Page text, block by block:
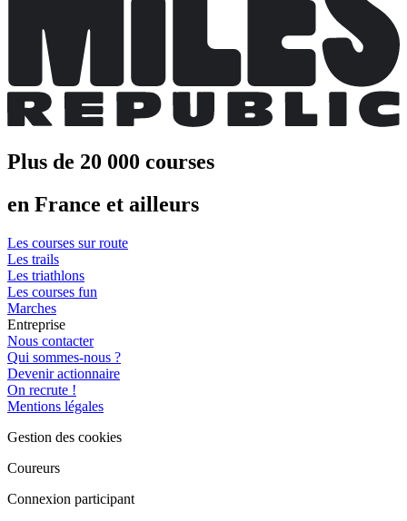
Plus de 20 000 courses
en France et ailleurs
Les courses sur route
Les trails
Les triathlons
Les courses fun
Marches
Entreprise
Nous contacter
Qui sommes-nous ?
Devenir actionnaire
On recrute !
Mentions légales
Gestion des cookies
Coureurs
Connexion participant